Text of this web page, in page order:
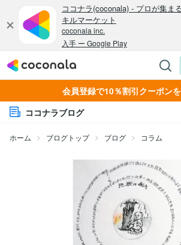
会員登録で10％割引クーポンを
ココナラブログ
ホーム ブログトップ ブログ コラム